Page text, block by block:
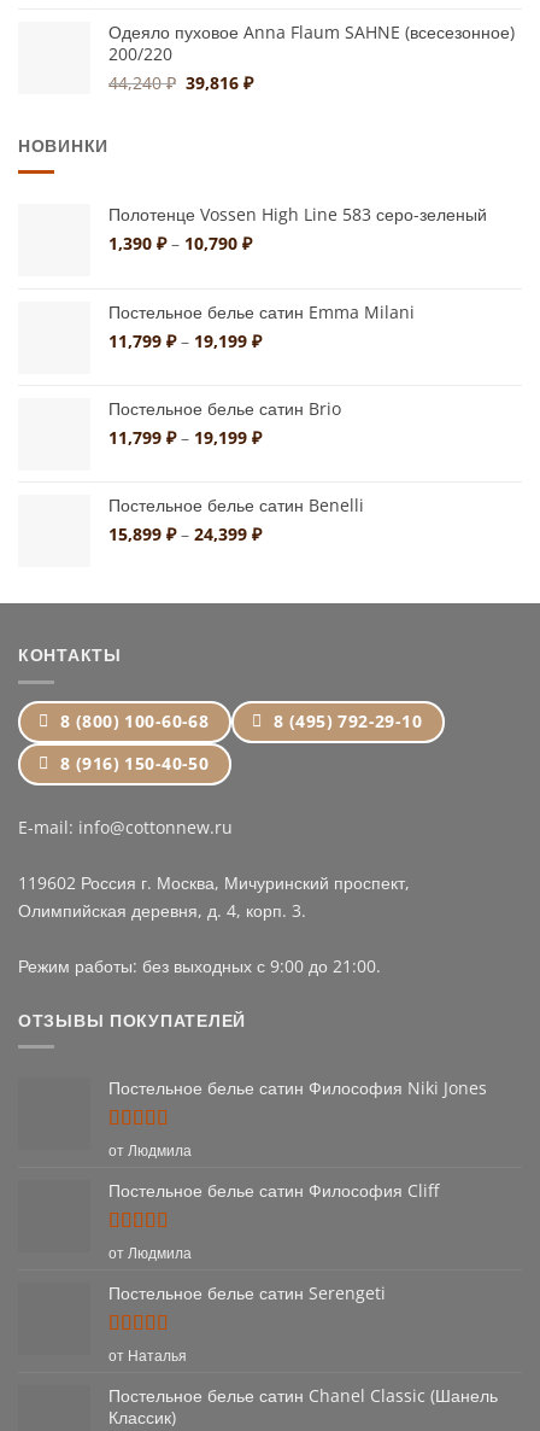
составляла45,900 ₽.
Одеяло пуховое Anna Flaum SAHNE (всесезонное)
200/220
44,240₽ Первоначальная
39,816₽Текущая
НОВИНКИ
Полотенце Vossen High Line 583 серо-зеленый
1,390 ₽ – 10,790 ₽Диапазон
–
10,790 ₽
Постельное белье сатин Emma Milani
11,799 ₽ – 19,199 ₽Диапазон
–
19,199 ₽
Постельное белье сатин Brio
11,799 ₽ – 19,199 ₽Диапазон
–
19,199 ₽
Постельное белье сатин Benelli
15,899 ₽ – 24,399 ₽Диапазон
–
КОНТАКТЫ
8 (800) 100-60-68
8 (495) 792-29-10
8 (916) 150-40-50
E-mail: info@cottonnew.ru
119602 Россия г. Москва, Мичуринский проспект,
Олимпийская деревня, д. 4, корп. 3.
Режим работы: без выходных с 9:00 до 21:00.
ОТЗЫВЫ ПОКУПАТЕЛЕЙ
Постельное белье сатин Философия Niki Jones
Оценка5
от Людмила
Постельное белье сатин Философия Cliff
Оценка5
от Людмила
Постельное белье сатин Serengeti
Оценка5
от Наталья
Постельное белье сатин Chanel Classic (Шанель
Классик)